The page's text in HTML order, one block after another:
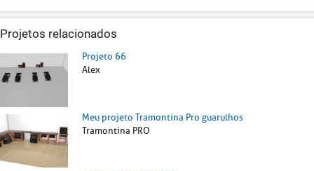
Projetos relacionados
Projeto 66
Alex
Meu projeto Tramontina Pro guarulhos
Tramontina PRO